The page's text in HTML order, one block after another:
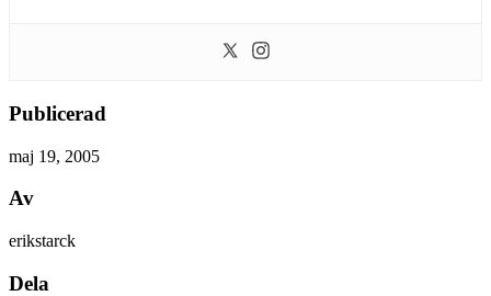
Publicerad
maj 19, 2005
Av
erikstarck
Dela